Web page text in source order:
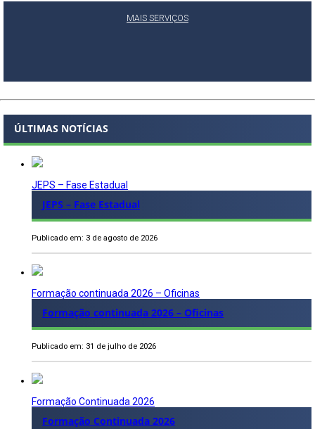
MAIS SERVIÇOS
ÚLTIMAS NOTÍCIAS
JEPS – Fase Estadual
JEPS – Fase Estadual
Publicado em: 3 de agosto de 2026
Formação continuada 2026 – Oficinas
Formação continuada 2026 – Oficinas
Publicado em: 31 de julho de 2026
Formação Continuada 2026
Formação Continuada 2026